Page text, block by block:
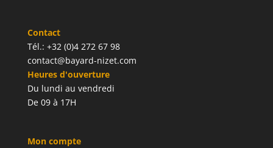
Contact
Tél.: +32 (0)4 272 67 98
contact@bayard-nizet.com
Heures d'ouverture
Du lundi au vendredi
De 09 à 17H
Mon compte